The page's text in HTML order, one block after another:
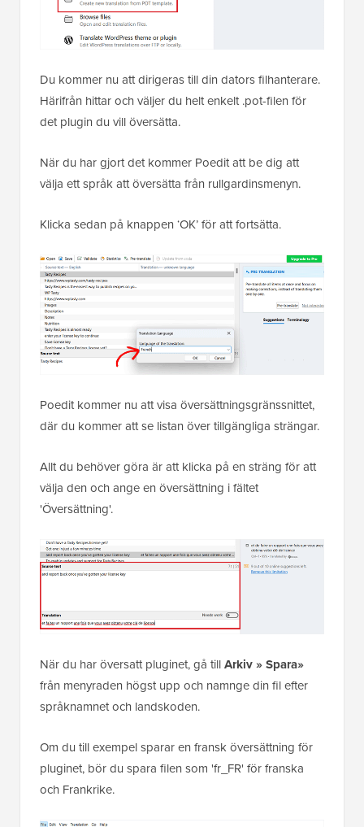
Du kommer nu att dirigeras till din dators filhanterare.
Härifrån hittar och väljer du helt enkelt .pot-filen för
det plugin du vill översätta.
När du har gjort det kommer Poedit att be dig att
välja ett språk att översätta från rullgardinsmenyn.
Klicka sedan på knappen ‘OK’ för att fortsätta.
Poedit kommer nu att visa översättningsgränssnittet,
där du kommer att se listan över tillgängliga strängar.
Allt du behöver göra är att klicka på en sträng för att
välja den och ange en översättning i fältet
'Översättning'.
När du haröversatt pluginet, gå tillArkiv » Spara»
från menyraden högst upp och namnge din fil efter
språknamnet och landskoden.
Om du till exempel sparar en fransk översättning för
pluginet, bör du spara filen som 'fr_FR' för franska
och Frankrike.